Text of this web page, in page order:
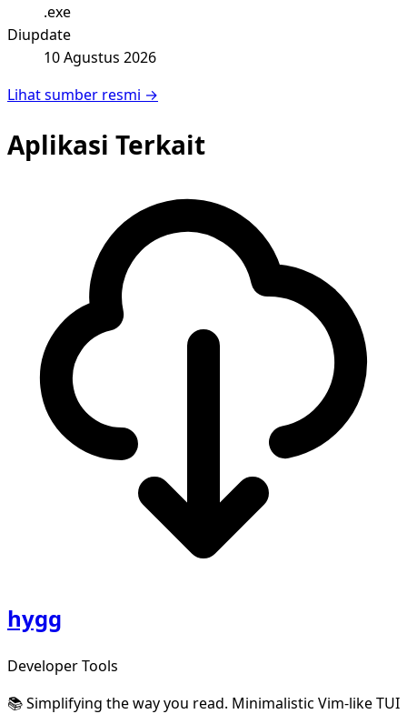
.exe
Diupdate
10 Agustus 2026
Lihat sumber resmi →
Aplikasi Terkait
hygg
Developer Tools
📚 Simplifying the way you read. Minimalistic Vim-like TUI